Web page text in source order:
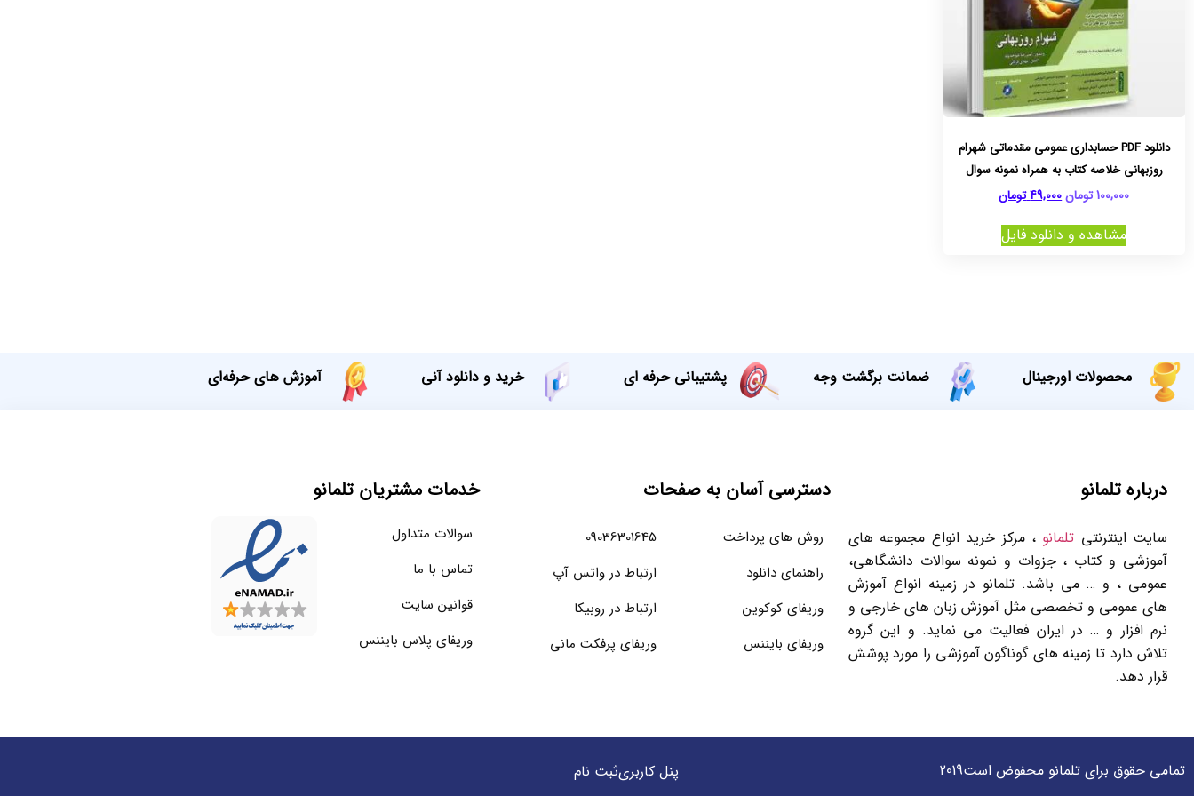
دانلود PDF حسابداری عمومی مقدماتی شهرام
روزبهانی خلاصه کتاب به همراه نمونه سوال
100,000تومان49,000تومان
مشاهده و دانلود فایل
محصولات اورجینال ضمانت برگشت وجه پشتیبانی حرفه ای خرید و دانلود آنی آموزش های حرفه‌ای
درباره تلمانو
سایت اینترنتی تلمانو ، مرکز خرید انواع مجموعه های
آموزشی و کتاب ، جزوات و نمونه سوالات دانشگاهی،
عمومی ، و … می باشد. تلمانو در زمینه انواع آموزش
های عمومی و تخصصی مثل آموزش زبان های خارجی و
نرم افزار و … در ایران فعالیت می نماید. و این گروه
تلاش دارد تا زمینه های گوناگون آموزشی را مورد پوشش
قرار دهد.
دسترسی آسان به صفحات
روش های پرداخت
راهنمای دانلود
وریفای کوکوین
وریفای بایننس
09036301645
ارتباط در واتس آپ
ارتباط در روبیکا
وریفای پرفکت مانی
خدمات مشتریان تلمانو
سوالات متداول
تماس با ما
قوانین سایت
وریفای پلاس بایننس
تمامی حقوق برای تلمانو محفوض است2019 پنل کاربریثبت نام